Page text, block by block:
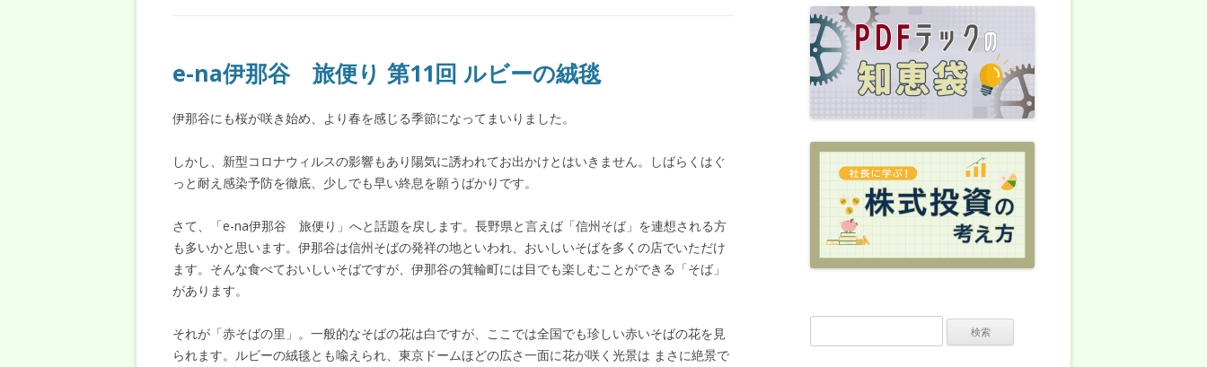
e-na伊那谷 旅便り 第11回 ルビーの絨毯
伊那谷にも桜が咲き始め、より春を感じる季節になってまいりました。
しかし、新型コロナウィルスの影響もあり陽気に誘われてお出かけとはいきません。しばらくはぐ
っと耐え感染予防を徹底、少しでも早い終息を願うばかりです。
さて、「e-na伊那谷 旅便り」へと話題を戻します。長野県と言えば「信州そば」を連想される方
も多いかと思います。伊那谷は信州そばの発祥の地といわれ、おいしいそばを多くの店でいただけ
ます。そんな食べておいしいそばですが、伊那谷の箕輪町には目でも楽しむことができる「そば」
があります。
それが「赤そばの里」。一般的なそばの花は白ですが、ここでは全国でも珍しい赤いそばの花を見
られます。ルビーの絨毯とも喩えられ、東京ドームほどの広さ一面に花が咲く光景は まさに絶景で